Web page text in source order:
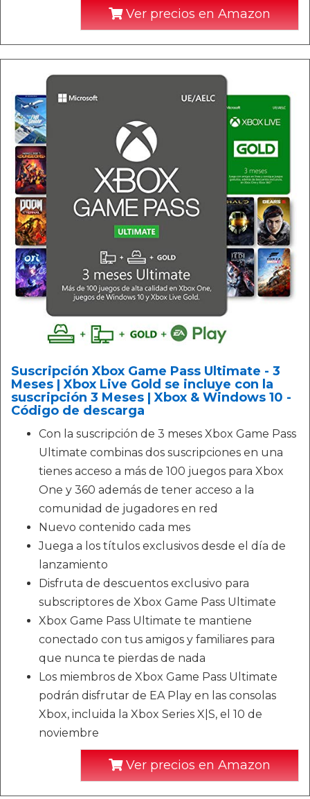
Ver precios en Amazon
Suscripción Xbox Game Pass Ultimate - 3
Meses | Xbox Live Gold se incluye con la
suscripción 3 Meses | Xbox & Windows 10 -
Código de descarga
Con la suscripción de 3 meses Xbox Game Pass
Ultimate combinas dos suscripciones en una
tienes acceso a más de 100 juegos para Xbox
One y 360 además de tener acceso a la
comunidad de jugadores en red
Nuevo contenido cada mes
Juega a los títulos exclusivos desde el día de
lanzamiento
Disfruta de descuentos exclusivo para
subscriptores de Xbox Game Pass Ultimate
Xbox Game Pass Ultimate te mantiene
conectado con tus amigos y familiares para
que nunca te pierdas de nada
Los miembros de Xbox Game Pass Ultimate
podrán disfrutar de EA Play en las consolas
Xbox, incluida la Xbox Series X|S, el 10 de
noviembre
Ver precios en Amazon